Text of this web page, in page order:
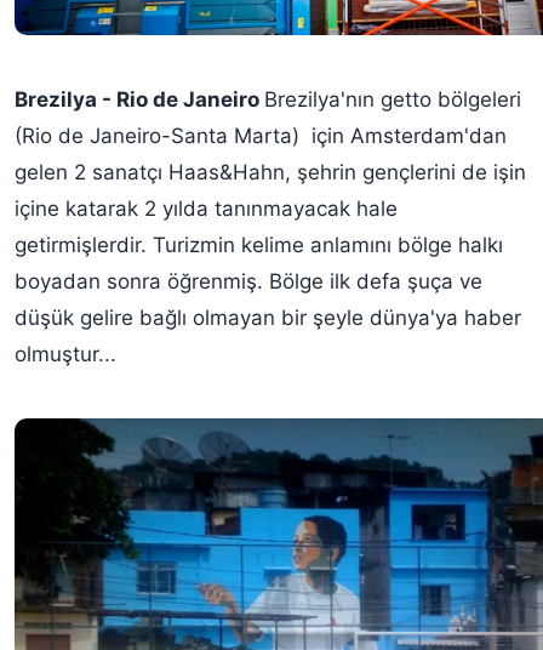
Brezilya - Rio de Janeiro Brezilya'nın getto bölgeleri
(Rio de Janeiro-Santa Marta) için Amsterdam'dan
gelen 2 sanatçı Haas&Hahn, şehrin gençlerini de işin
içine katarak 2 yılda tanınmayacak hale
getirmişlerdir. Turizmin kelime anlamını bölge halkı
boyadan sonra öğrenmiş. Bölge ilk defa şuça ve
düşük gelire bağlı olmayan bir şeyle dünya'ya haber
olmuştur...